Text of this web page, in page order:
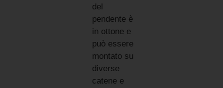
del
pendente è
in ottone e
può essere
montato su
diverse
catene e